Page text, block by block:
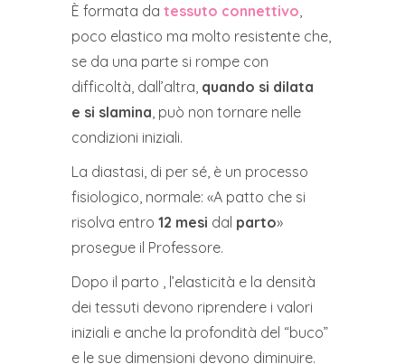
È formata da tessuto connettivo
poco elastico ma molto resistente che,
se da una parte si rompe con
difficoltà, dall’altra, quando si dilata
e si slamina , può non tornare nelle
condizioni iniziali.
La diastasi, di per sé, è un processo
fisiologico, normale: «A patto che si
risolva entro 12 mesi dal parto»
prosegue il Professore.
Dopo il parto , l’elasticità e la densità
dei tessuti devono riprendere i valori
iniziali e anche la profondità del “buco”
e le sue dimensioni devono diminuire.